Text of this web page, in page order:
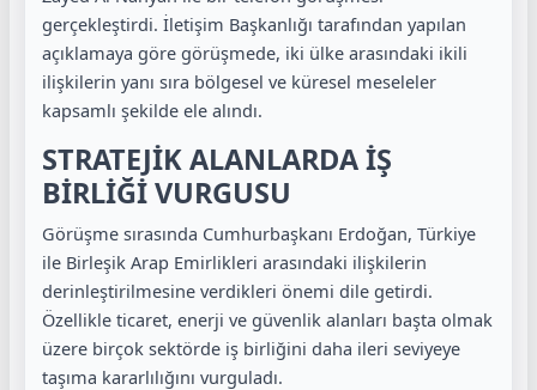
gerçekleştirdi. İletişim Başkanlığı tarafından yapılan
açıklamaya göre görüşmede, iki ülke arasındaki ikili
ilişkilerin yanı sıra bölgesel ve küresel meseleler
kapsamlı şekilde ele alındı.
STRATEJİK ALANLARDA İŞ
BİRLİĞİ VURGUSU
Görüşme sırasında Cumhurbaşkanı Erdoğan, Türkiye
ile Birleşik Arap Emirlikleri arasındaki ilişkilerin
derinleştirilmesine verdikleri önemi dile getirdi.
Özellikle ticaret, enerji ve güvenlik alanları başta olmak
üzere birçok sektörde iş birliğini daha ileri seviyeye
taşıma kararlılığını vurguladı.